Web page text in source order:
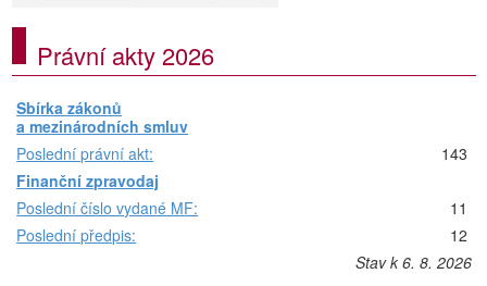
Právní akty 2026
Sbírka zákonů
a mezinárodních smluv
Poslední právní akt:
143
Finanční zpravodaj
Poslední číslo vydané MF:
11
Poslední předpis:
12
Stav k 6. 8. 2026